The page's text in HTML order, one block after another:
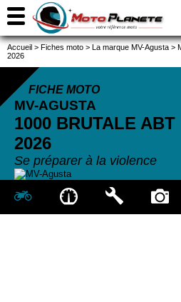
Accueil > Fiches moto > La marque MV-Agusta >
2026
FICHE MOTO
MV-AGUSTA
1000 BRUTALE ABT
2026
Se préparer à la violence